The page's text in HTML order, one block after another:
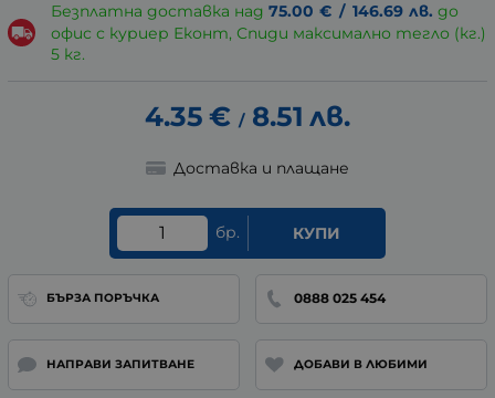
Безплатна доставка над 75.00 € / 146.69 лв. до
офис с куриер Еконт, Спиди максимално тегло (кг.)
5 кг.
4.35 € / 8.51 лв.
Доставка и плащане
бр. КУПИ
БЪРЗА ПОРЪЧКА 0888 025 454
НАПРАВИ ЗАПИТВАНЕ ДОБАВИ В ЛЮБИМИ